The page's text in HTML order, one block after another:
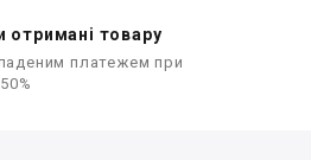
отримані товару
платежем при